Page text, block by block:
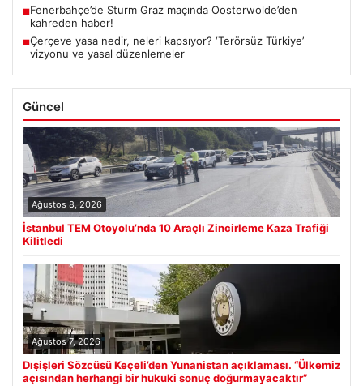
■Fenerbahçe’de Sturm Graz maçında Oosterwolde’den
kahreden haber!
■Çerçeve yasa nedir, neleri kapsıyor? ‘Terörsüz Türkiye’
vizyonu ve yasal düzenlemeler
Güncel
Ağustos 8, 2026
İstanbul TEM Otoyolu’nda 10 Araçlı Zincirleme Kaza Trafiği
Kilitledi
Ağustos 7, 2026
Dışişleri Sözcüsü Keçeli’den Yunanistan açıklaması. “Ülkemiz
açısından herhangi bir hukuki sonuç doğurmayacaktır”